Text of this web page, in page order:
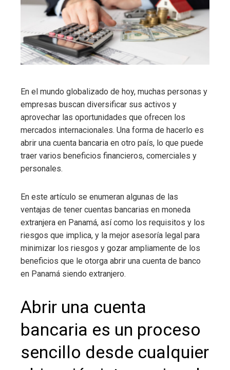
En el mundo globalizado de hoy, muchas personas y
empresas buscan diversificar sus activos y
aprovechar las oportunidades que ofrecen los
mercados internacionales. Una forma de hacerlo es
abrir una cuenta bancaria en otro país, lo que puede
traer varios beneficios financieros, comerciales y
personales.
En este artículo se enumeran algunas de las
ventajas de tener cuentas bancarias en moneda
extranjera en Panamá, así como los requisitos y los
riesgos que implica, y la mejor asesoría legal para
minimizar los riesgos y gozar ampliamente de los
beneficios que le otorga abrir una cuenta de banco
en Panamá siendo extranjero.
Abrir una cuenta
bancaria es un proceso
sencillo desde cualquier